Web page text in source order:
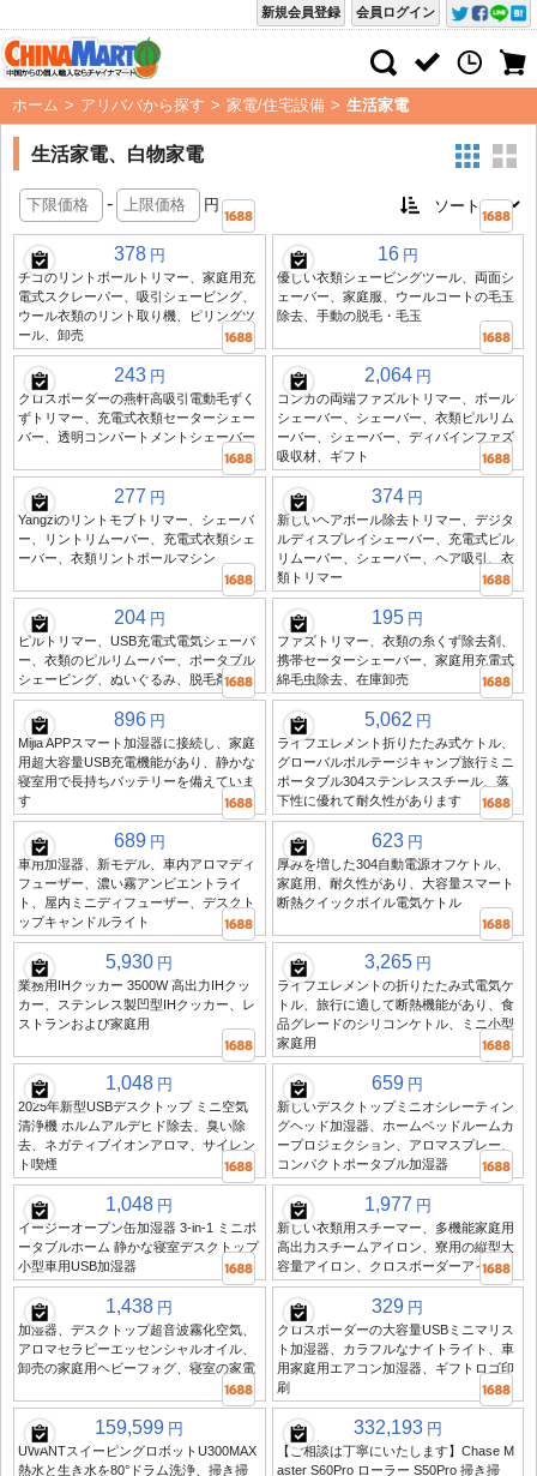
会員ログイン
新規会員登録
ホーム > アリババから探す > 家電/住宅設備 > 生活家電
生活家電、白物家電
- 円
378 円
チゴのリントボールトリマー、家庭用充
電式スクレーパー、吸引シェービング、
ウール衣類のリント取り機、ピリングツ
ール、卸売
16 円
優しい衣類シェービングツール、両面シ
ェーバー、家庭服、ウールコートの毛玉
除去、手動の脱毛・毛玉
243 円
クロスボーダーの燕軒高吸引電動毛ずく
ずトリマー、充電式衣類セーターシェー
バー、透明コンパートメントシェーバー
2,064 円
コンカの両端ファズルトリマー、ボール
シェーバー、シェーバー、衣類ピルリム
ーバー、シェーバー、ディバインファズ
吸収材、ギフト
277 円
Yangziのリントモブトリマー、シェーバ
ー、リントリムーバー、充電式衣類シェ
ーバー、衣類リントボールマシン
374 円
新しいヘアボール除去トリマー、デジタ
ルディスプレイシェーバー、充電式ピル
リムーバー、シェーバー、ヘア吸引、衣
類トリマー
204 円
ピルトリマー、USB充電式電気シェーバ
ー、衣類のピルリムーバー、ポータブル
シェービング、ぬいぐるみ、脱毛剤
195 円
ファズトリマー、衣類の糸くず除去剤、
携帯セーターシェーバー、家庭用充電式
綿毛虫除去、在庫卸売
896 円
Mijia APPスマート加湿器に接続し、家庭
用超大容量USB充電機能があり、静かな
寝室用で長持ちバッテリーを備えていま
す
5,062 円
ライフエレメント折りたたみ式ケトル、
グローバルボルテージキャンプ旅行ミニ
ポータブル304ステンレススチール、落
下性に優れて耐久性があります
689 円
車用加湿器、新モデル、車内アロマディ
フューザー、濃い霧アンビエントライ
ト、屋内ミニディフューザー、デスクト
ップキャンドルライト
623 円
厚みを増した304自動電源オフケトル、
家庭用、耐久性があり、大容量スマート
断熱クイックボイル電気ケトル
5,930 円
業務用IHクッカー 3500W 高出力IHクッ
カー、ステンレス製凹型IHクッカー、レ
ストランおよび家庭用
3,265 円
ライフエレメントの折りたたみ式電気ケ
トル、旅行に適して断熱機能があり、食
品グレードのシリコンケトル、ミニ小型
家庭用
1,048 円
2025年新型USBデスクトップ ミニ空気
清浄機 ホルムアルデヒド除去、臭い除
去、ネガティブイオンアロマ、サイレン
ト喫煙
659 円
新しいデスクトップミニオシレーティン
グヘッド加湿器、ホームベッドルームカ
ープロジェクション、アロマスプレー、
コンパクトポータブル加湿器
1,048 円
イージーオープン缶加湿器 3-in-1 ミニポ
ータブルホーム 静かな寝室デスクトップ
小型車用USB加湿器
1,977 円
新しい衣類用スチーマー、多機能家庭用
高出力スチームアイロン、寮用の縦型大
容量アイロン、クロスボーダーアイロン
1,438 円
加湿器、デスクトップ超音波霧化空気、
アロマセラピーエッセンシャルオイル、
卸売の家庭用ヘビーフォグ、寝室の家電
329 円
クロスボーダーの大容量USBミニマリス
ト加湿器、カラフルなナイトライト、車
用家庭用エアコン加湿器、ギフトロゴ印
刷
159,599 円
UWANTスイーピングロボットU300MAX
熱水と生き水を80°ドラム洗浄、掃き掃
332,193 円
【ご相談は丁寧にいたします】Chase M
aster S60Pro ローラー S50Pro 掃き掃